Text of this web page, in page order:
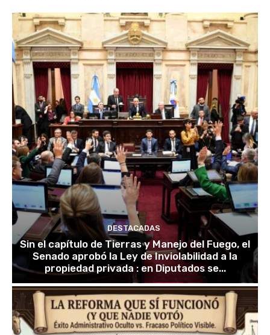
DESTACADAS
Sin el capítulo de Tierras y Manejo del Fuego, el
Senado aprobó la Ley de Inviolabilidad a la
propiedad privada : en Diputados se...